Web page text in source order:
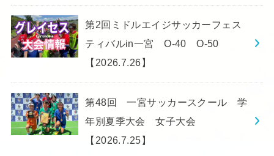
第2回ミドルエイジサッカーフェス
ティバルin一宮 O-40 O-50
【2026.7.26】
第48回 一宮サッカースクール 学
年別夏季大会 女子大会
【2026.7.25】